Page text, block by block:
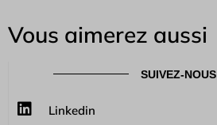
Vous aimerez aussi
SUIVEZ-NOUS
Linkedin